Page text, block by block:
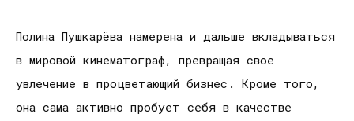
Полина Пушкарёва намерена и дальше вкладываться
в мировой кинематограф, превращая свое
увлечение в процветающий бизнес. Кроме того,
она сама активно пробует себя в качестве